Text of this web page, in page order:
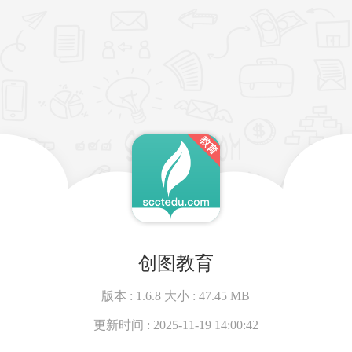
创图教育
版本 : 1.6.8 大小 :47.45 MB
更新时间 : 2025-11-19 14:00:42